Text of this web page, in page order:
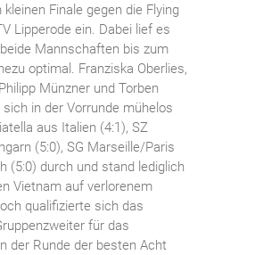
kleinen Finale gegen die Flying
Lipperode ein. Dabei lief es
Mannschaften bis zum
optimal. Franziska Oberlies,
Münzner und Torben
in der Vorrunde mühelos
aus Italien (4:1), SZ
(5:0), SG Marseille/Paris
(5:0) durch und stand lediglich
Vietnam auf verlorenem
qualifizierte sich das
für das
der Runde der besten Acht